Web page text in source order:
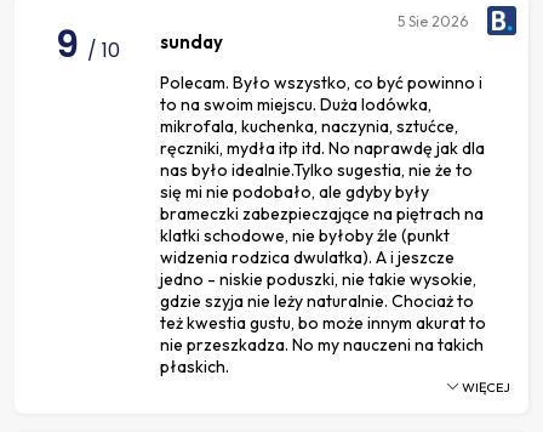
9 / 10 sunday
Polecam. Było wszystko, co być powinno i
to na swoim miejscu. Duża lodówka,
mikrofala, kuchenka, naczynia, sztućce,
ręczniki, mydła itp itd. No naprawdę jak dla
nas było idealnie.Tylko sugestia, nie że to
się mi nie podobało, ale gdyby były
brameczki zabezpieczające na piętrach na
klatki schodowe, nie byłoby źle (punkt
widzenia rodzica dwulatka). A i jeszcze
jedno - niskie poduszki, nie takie wysokie,
gdzie szyja nie leży naturalnie. Chociaż to
też kwestia gustu, bo może innym akurat to
nie przeszkadza. No my nauczeni na takich
płaskich.
5 Sie 2026
WIĘCEJ